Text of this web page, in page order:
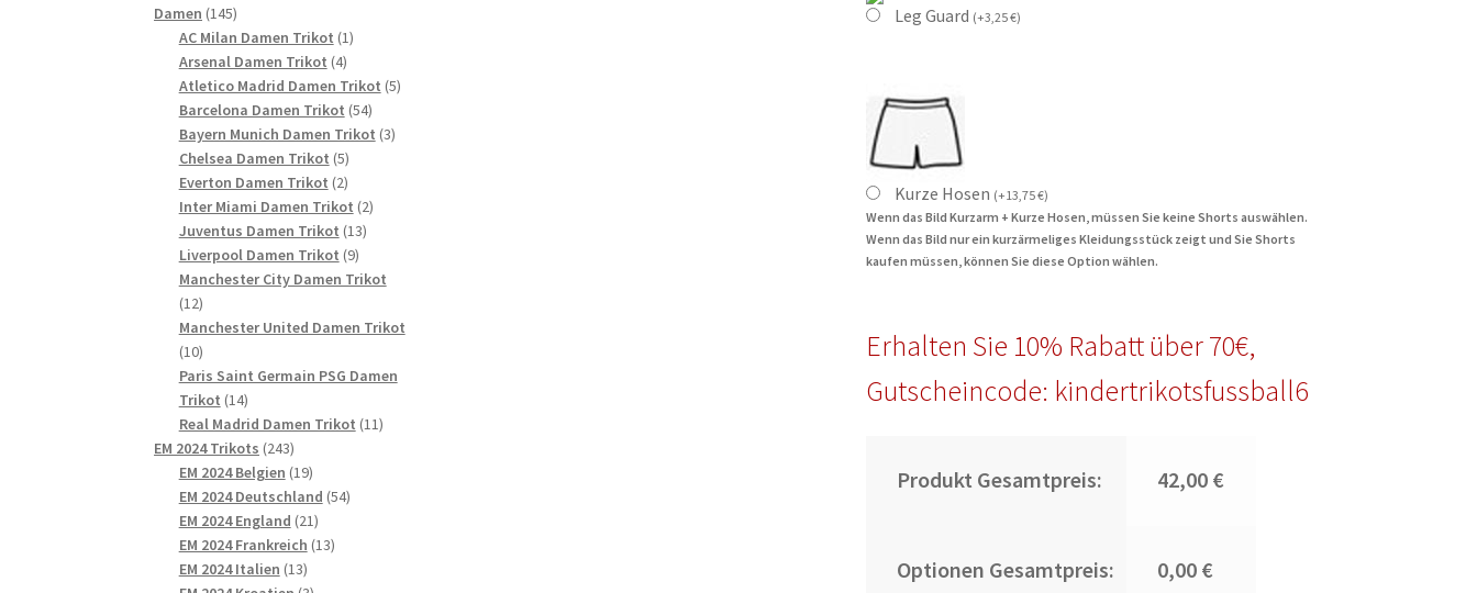
Leg Guard (+3,25€)
Kurze Hosen (+13,75€)
Wenn das Bild Kurzarm + Kurze Hosen, müssen Sie keine Shorts auswählen.
Wenn das Bild nur ein kurzärmeliges Kleidungsstück zeigt und Sie Shorts
kaufen müssen, können Sie diese Option wählen.
Erhalten Sie 10% Rabatt über 70€,
Gutscheincode: kindertrikotsfussball6
Produkt Gesamtpreis: 42,00 €
Optionen Gesamtpreis: 0,00 €
Damen 145145
Produkte
AC Milan Damen Trikot 11
Arsenal Damen Trikot 44
Produkte
Atletico Madrid Damen Trikot 55
Barcelona Damen Trikot 5454
Produkte
Bayern Munich Damen Trikot 33
Chelsea Damen Trikot 55
Produkte
Everton Damen Trikot 22
Produkte
Inter Miami Damen Trikot 22
Juventus Damen Trikot 1313
Liverpool Damen Trikot 99
Produkte
Manchester City Damen Trikot
1212
Produkte
Manchester United Damen Trikot
1010
Produkte
Paris Saint Germain PSG Damen
Trikot 1414
Produkte
Real Madrid Damen Trikot 1111
EM 2024 Trikots 243243
Produkte
EM 2024 Belgien 1919
Produkte
EM 2024 Deutschland 5454
EM 2024 England 2121
Produkte
EM 2024 Frankreich 1313
EM 2024 Italien 1313